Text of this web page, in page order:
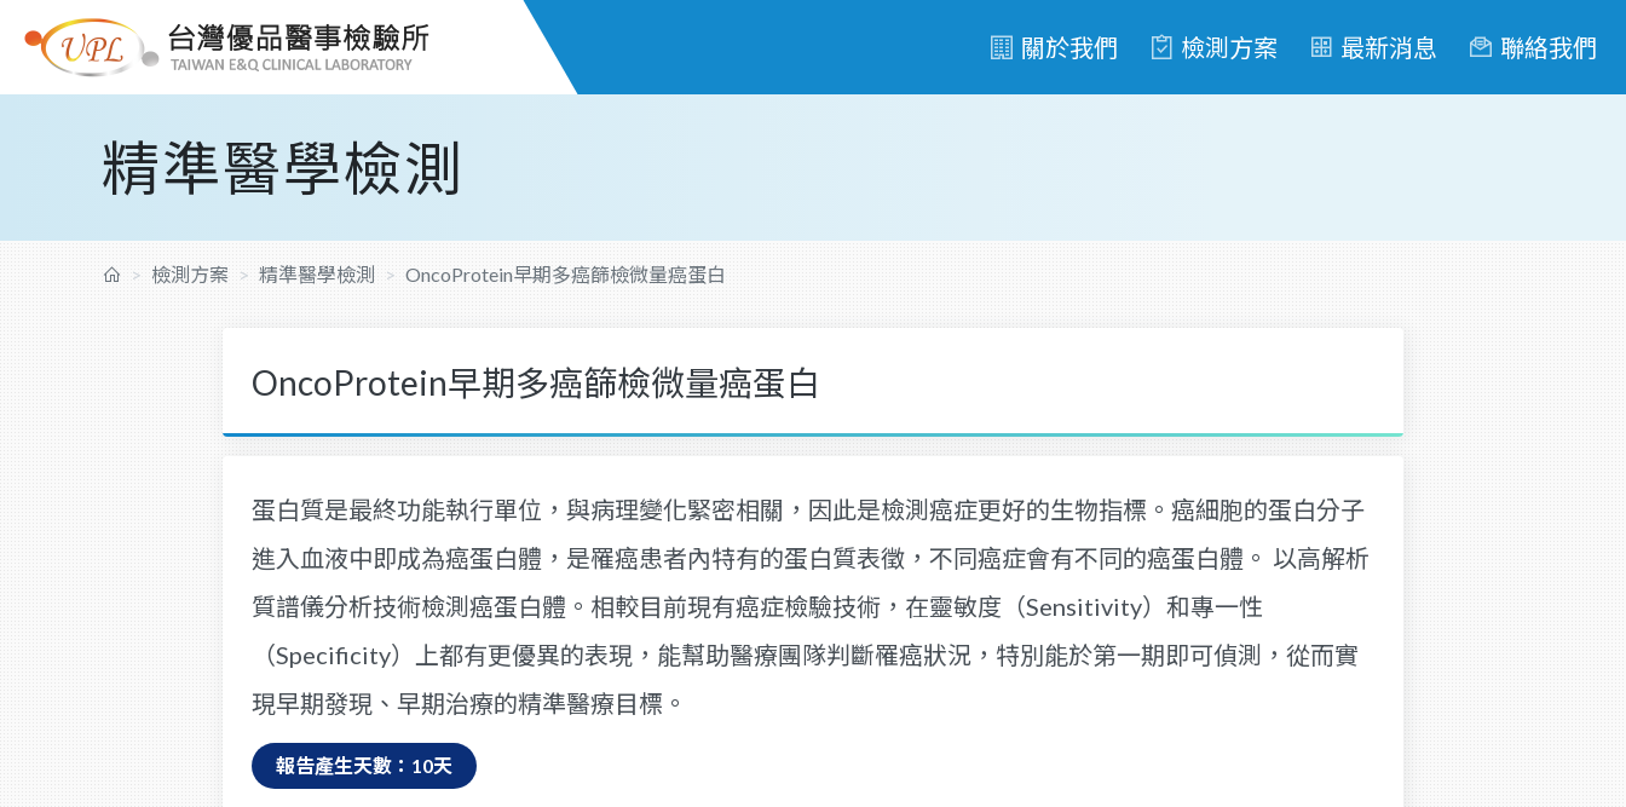
關於我們 檢測方案 最新消息 聯絡我們
精準醫學檢測
檢測方案 精準醫學檢測 OncoProtein早期多癌篩檢微量癌蛋白
OncoProtein早期多癌篩檢微量癌蛋白
蛋白質是最終功能執行單位，與病理變化緊密相關，因此是檢測癌症更好的生物指標。癌細胞的蛋白分子
進入血液中即成為癌蛋白體，是罹癌患者內特有的蛋白質表徵，不同癌症會有不同的癌蛋白體。 以高解析
質譜儀分析技術檢測癌蛋白體。相較目前現有癌症檢驗技術，在靈敏度（Sensitivity）和專一性
（Specificity）上都有更優異的表現，能幫助醫療團隊判斷罹癌狀況，特別能於第一期即可偵測，從而實
現早期發現、早期治療的精準醫療目標。
報告產生天數：10天